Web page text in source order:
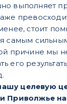
выполняет
стоит
самым
причине мы
его
целевую
Приволжье